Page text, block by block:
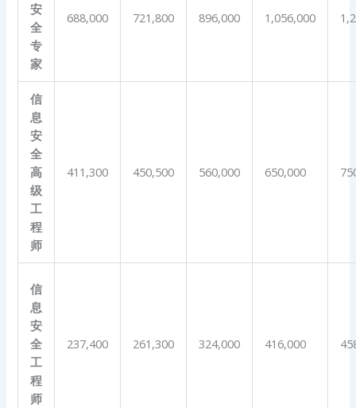
安
全
专
家
688,000 721,800 896,000 1,056,000
信
息
安
全
高
级
工
程
师
411,300 450,500 560,000 650,000
信
息
安
全
工
程
师
237,400 261,300 324,000 416,000